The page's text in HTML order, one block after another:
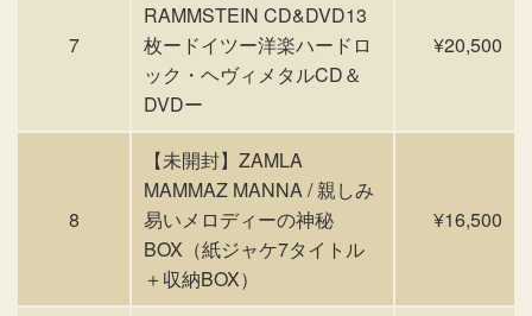
7
RAMMSTEIN CD&DVD13
枚ードイツー洋楽ハードロ
ック・ヘヴィメタルCD＆
DVDー
¥20,500
8
【未開封】ZAMLA
MAMMAZ MANNA / 親しみ
易いメロディーの神秘
BOX（紙ジャケ7タイトル
＋収納BOX）
¥16,500